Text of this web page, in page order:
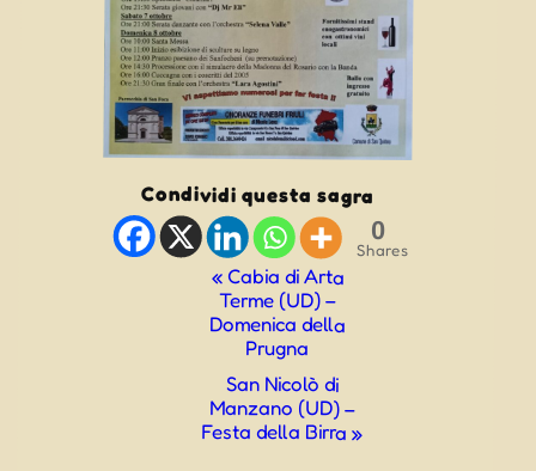
Condividi questa sagra
0
Shares
«Cabia di Arta
Terme (UD) –
Domenica della
Prugna
San Nicolò di
Manzano (UD) –
Festa della Birra»